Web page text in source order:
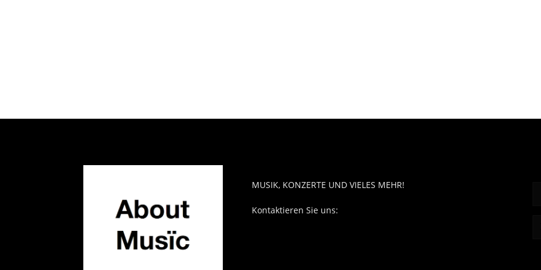
MUSIK, KONZERTE UND VIELES MEHR!
Kontaktieren Sie uns: